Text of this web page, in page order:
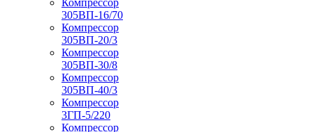
305ВП-16/70
Компрессор
305ВП-20/3
Компрессор
305ВП-30/8
Компрессор
305ВП-40/3
Компрессор
3ГП-5/220
Компрессор